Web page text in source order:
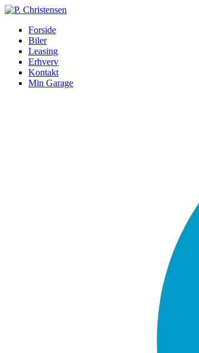
Forside
Biler
Leasing
Erhverv
Kontakt
Min Garage